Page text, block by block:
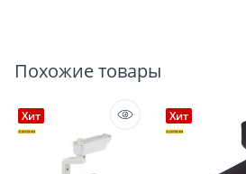
Похожие товары
Хит Хит